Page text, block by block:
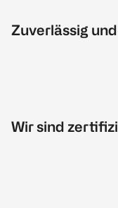
Zuverlässig
Wir sind